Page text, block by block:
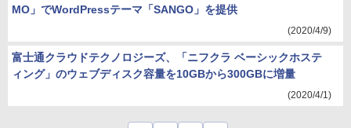
MO」でWordPressテーマ「SANGO」を提供
(2020/4/9)
富士通クラウドテクノロジーズ、「ニフクラ ベーシックホステ
ィング」のウェブディスク容量を10GBから300GBに増量
(2020/4/1)